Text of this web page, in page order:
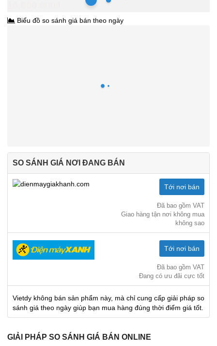
Biểu đồ so sánh giá bán theo ngày
SO SÁNH GIÁ NƠI ĐANG BÁN
Tới nơi bán
Đã bao gồm VAT
Giao hàng tận nơi không mua
không sao
Tới nơi bán
Đã bao gồm VAT
Đang có ưu đãi cực tốt
Vietdy không bán sản phẩm này, mà chỉ cung cấp giải pháp so
sánh giá theo ngày giúp bạn mua hàng đúng thời điểm giá tốt.
GIẢI PHÁP SO SÁNH GIÁ BÁN ONLINE